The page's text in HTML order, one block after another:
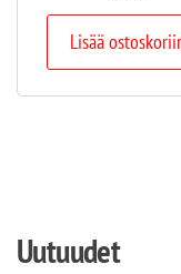
Lisää
Uutuudet